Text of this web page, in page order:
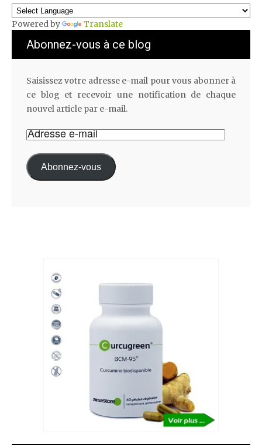
Powered by Translate
Abonnez-vous à ce blog
Saisissez votre adresse e-mail pour vous abonner à
ce blog et recevoir une notification de chaque
nouvel article par e-mail.
Abonnez-vous